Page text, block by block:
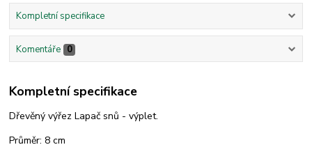
Kompletní specifikace
Komentáře 0
Kompletní specifikace
Dřevěný výřez Lapač snů - výplet.
Průměr: 8 cm